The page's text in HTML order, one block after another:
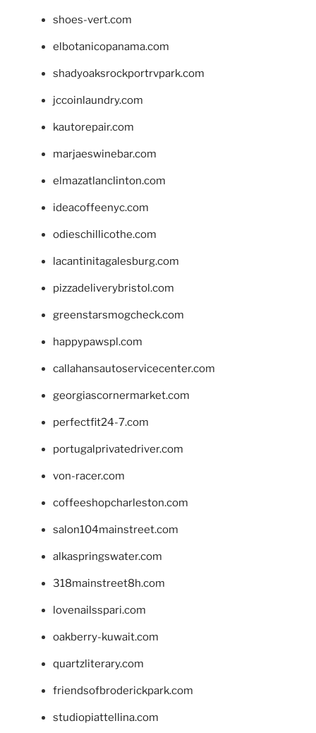
shoes-vert.com
elbotanicopanama.com
shadyoaksrockportrvpark.com
jccoinlaundry.com
kautorepair.com
marjaeswinebar.com
elmazatlanclinton.com
ideacoffeenyc.com
odieschillicothe.com
lacantinitagalesburg.com
pizzadeliverybristol.com
greenstarsmogcheck.com
happypawspl.com
callahansautoservicecenter.com
georgiascornermarket.com
perfectfit24-7.com
portugalprivatedriver.com
von-racer.com
coffeeshopcharleston.com
salon104mainstreet.com
alkaspringswater.com
318mainstreet8h.com
lovenailsspari.com
oakberry-kuwait.com
quartzliterary.com
friendsofbroderickpark.com
studiopiattellina.com